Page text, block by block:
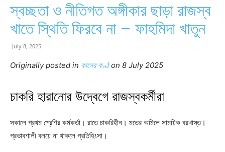
স্বচ্ছতা ও নীতিগত অঙ্গীকার ছাড়া রাজস্ব
খাতে স্থিতি ফিরবে না – ফাহমিদা খাতুন
July 8, 2025
Originally posted in কালের কণ্ঠon 8 July 2025
চাকরি হারানোর উদ্বেগে রাজস্বকর্মীরা
সকালে প্রথম শ্রেণির কর্মকর্তা। রাতে চাকরিহীন। মতের অমিলে সাময়িক বরখাস্ত।
প্রভাবশালী বলয়ে না থাকলে প্রতিহিংসা।